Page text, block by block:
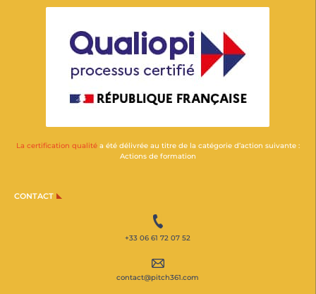
La certification qualitéa été délivrée au titre de la catégorie d’action suivante :
Actions de formation
CONTACT
+33 06 61 72 07 52
contact@pitch361.com